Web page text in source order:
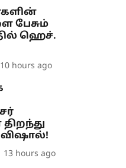
பேசும்
ஹெச்.
10 hours ago
விஷால்!
13 hours ago